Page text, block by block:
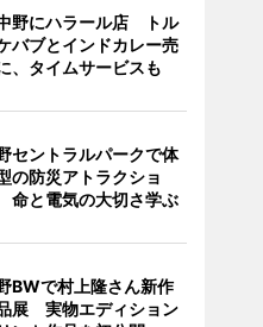
野にハラール店 トル
バブとインドカレー売
、タイムサービスも
セントラルパークで体
の防災アトラクショ
と電気の大切さ学ぶ
BWで村上隆さん新作
展 実物エディション